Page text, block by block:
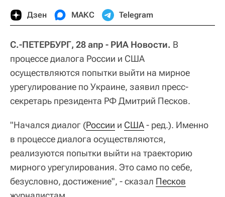
Дзен МАКС Telegram
С.-ПЕТЕРБУРГ, 28 апр - РИА Новости. В
процессе диалога России и США
осуществляются попытки выйти на мирное
урегулирование по Украине, заявил пресс-
секретарь президента РФ Дмитрий Песков.
"Начался диалог (России и США- ред.). Именно
в процессе диалога осуществляются,
реализуются попытки выйти на траекторию
мирного урегулирования. Это само по себе,
безусловно, достижение", - сказал Песков